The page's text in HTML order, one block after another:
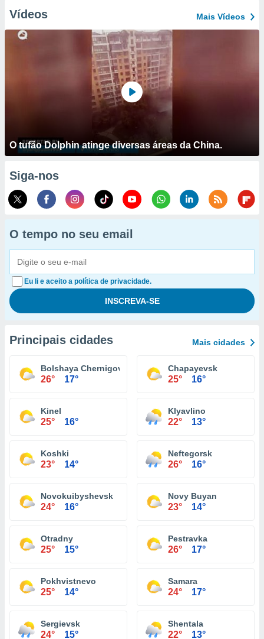
Vídeos Mais Vídeos
O tufão Dolphin atinge diversas áreas da China.
Siga-nos
O tempo no seu email
Eu li e aceito a política de privacidade.
Principais cidades Mais cidades
Bolshaya Chernigovka
26° 17°
Chapayevsk
25° 16°
Kinel
25° 16°
Klyavlino
22° 13°
Koshki
23° 14°
Neftegorsk
26° 16°
Novokuibyshevsk
24° 16°
Novy Buyan
23° 14°
Otradny
25° 15°
Pestravka
26° 17°
Pokhvistnevo
25° 14°
Samara
24° 17°
Sergievsk
24° 15°
Shentala
22° 13°